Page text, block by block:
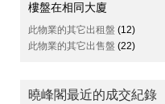
樓盤在相同大廈
此物業的其它出租盤 (12)
此物業的其它出售盤 (22)
曉峰閣最近的成交紀錄